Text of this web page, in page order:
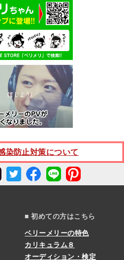
染防止対策について
■ 初めての方はこちら
ベリーメリーの特色
カリキュラム８
オーディション・検定